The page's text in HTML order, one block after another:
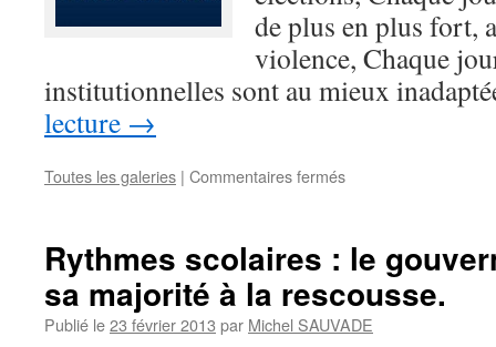
de plus en plus fort,
violence, Chaque
institutionnelles sont au mieux
lecture →
Toutes les galeries | Commentaires fermés
la
moralisation
:
signez
!
Rythmes scolaires : le
sa majorité à la rescousse.
Publié le23 février 2013 par Michel SAUVADE